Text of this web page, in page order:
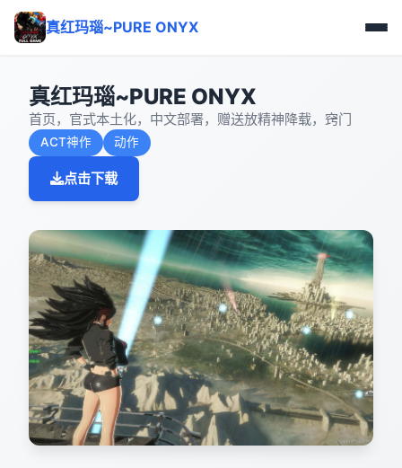
真红玛瑙~PURE ONYX
真红玛瑙~PURE ONYX
首页，官式本土化，中文部署，赠送放精神降载，窍门
ACT神作 动作
点击下载